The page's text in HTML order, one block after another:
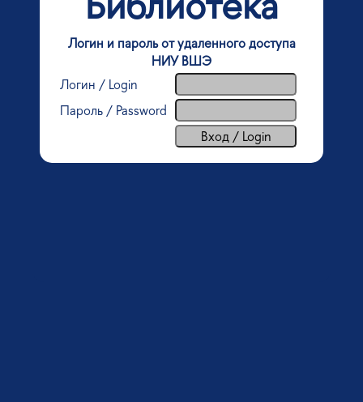
Логин и пароль от удаленного доступа
НИУ ВШЭ
Логин / Login
Пароль / Password